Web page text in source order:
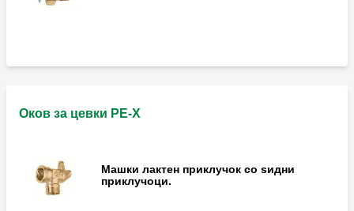
Оков за цевки PE-X
Машки лактен приклучок со ѕидни
приклучоци.